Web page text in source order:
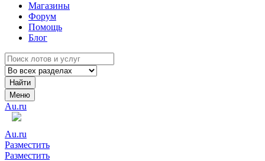
Магазины
Форум
Помощь
Блог
Найти
Меню
Au.ru
Au.ru
Разместить
Разместить